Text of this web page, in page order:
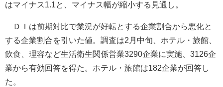
はマイナス1.1と、マイナス幅が縮小する見通し。
ＤＩは前期対比で業況が好転とする企業割合から悪化と
する企業割合を引いた値。調査は2月中旬、ホテル・旅館、
飲食、理容など生活衛生関係営業3290企業に実施、3126企
業から有効回答を得た。ホテル・旅館は182企業が回答し
た。